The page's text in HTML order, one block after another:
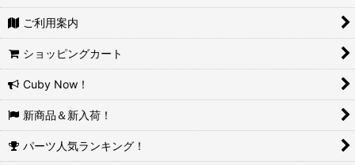
ご利用案内
ショッピングカート
Cuby Now！
新商品＆新入荷！
パーツ人気ランキング！